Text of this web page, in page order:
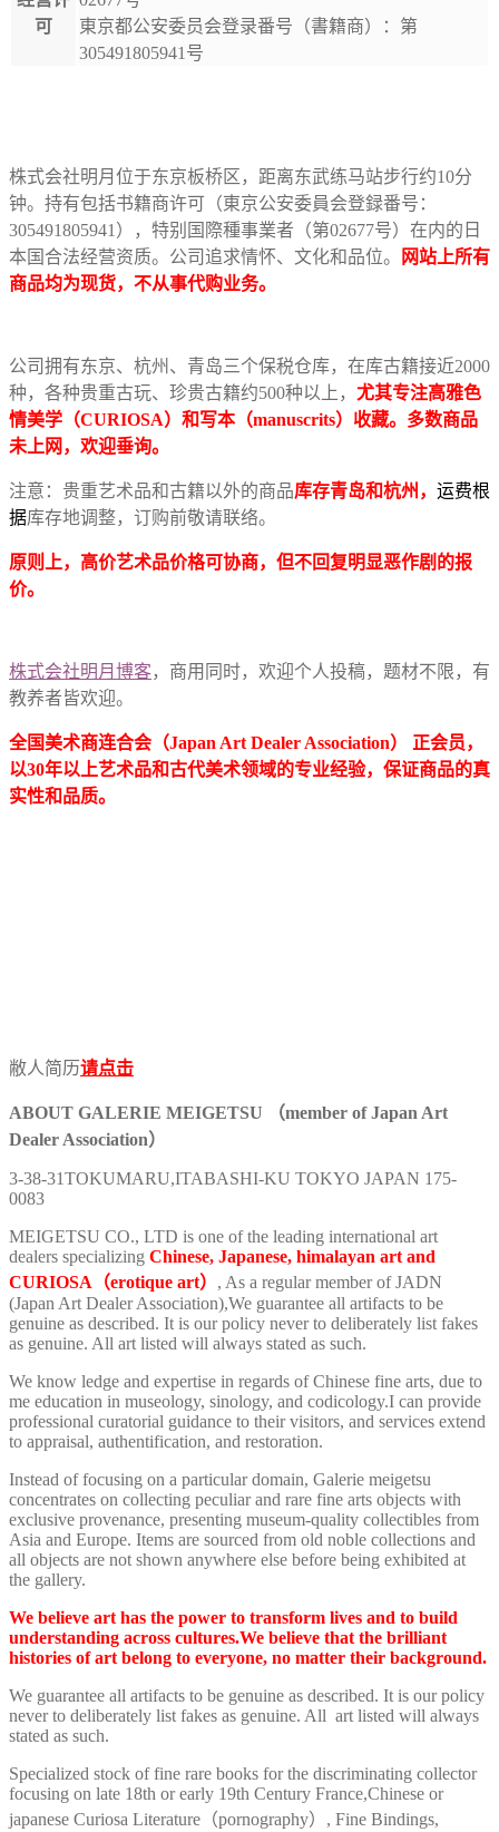
可
東京都公安委员会登录番号（書籍商）：第
305491805941号
株式会社明月位于东京板桥区，距离东武练马站步行约10分
钟。持有包括书籍商许可（東京公安委員会登録番号：
305491805941），特别国際種事業者（第02677号）在内的日
本国合法经营资质。公司追求情怀、文化和品位。
网站上所有
商品均为现货，不从事代购业务。
公司拥有东京、杭州、青岛三个保税仓库，在库古籍接近2000
种，各种贵重古玩、珍贵古籍约500种以上， 尤其专注高雅色
情美学（CURIOSA）和写本（manuscrits）收藏。多数商品
未上网，欢迎垂询。
注意：贵重艺术品和古籍以外的商品库存青岛和杭州， 运费根
据库存地调整，订购前敬请联络。
原则上，高价艺术品价格可协商，但不回复明显恶作剧的报
价。
株式会社明月博客，商用同时，欢迎个人投稿，题材不限，有
教养者皆欢迎。
全国美术商连合会（Japan Art Dealer Association） 正会员，
以30年以上艺术品和古代美术领域的专业经验，保证商品的真
实性和品质。
敝人简历请点击
ABOUT GALERIE MEIGETSU （member of Japan Art
Dealer Association）
3-38-31TOKUMARU,ITABASHI-KU TOKYO JAPAN 175-
0083
MEIGETSU CO., LTD is one of the leading international art
dealers specializing Chinese, Japanese, himalayan art and
CURIOSA（erotique art） , As a regular member of JADN
(Japan Art Dealer Association),We guarantee all artifacts to be
genuine as described. It is our policy never to deliberately list fakes
as genuine. All art listed will always stated as such.
We know ledge and expertise in regards of Chinese fine arts, due to
me education in museology, sinology, and codicology.I can provide
professional curatorial guidance to their visitors, and services extend
to appraisal, authentification, and restoration.
Instead of focusing on a particular domain, Galerie meigetsu
concentrates on collecting peculiar and rare fine arts objects with
exclusive provenance, presenting museum-quality collectibles from
Asia and Europe. Items are sourced from old noble collections and
all objects are not shown anywhere else before being exhibited at
the gallery.
We believe art has the power to transform lives and to build
understanding across cultures.We believe that the brilliant
histories of art belong to everyone, no matter their background.
We guarantee all artifacts to be genuine as described. It is our policy
never to deliberately list fakes as genuine. All art listed will always
stated as such.
Specialized stock of fine rare books for the discriminating collector
focusing on late 18th or early 19th Century France,Chinese or
japanese Curiosa Literature（pornography）, Fine Bindings,